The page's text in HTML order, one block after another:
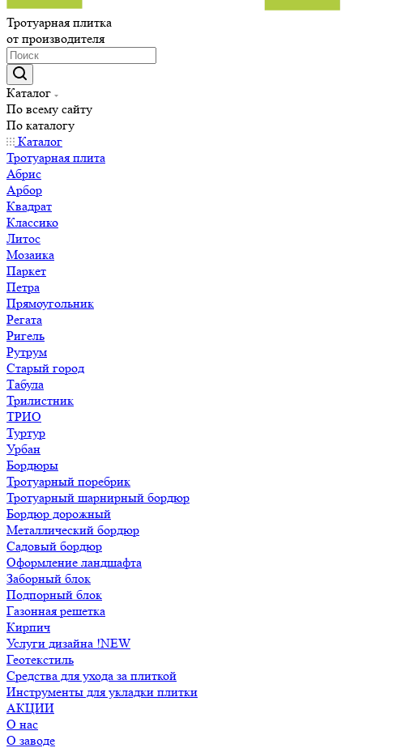
Тротуарная плитка
от производителя
Каталог
По всему сайту
По каталогу
Каталог
Тротуарная плита
Абрис
Арбор
Квадрат
Классико
Литос
Мозаика
Паркет
Петра
Прямоугольник
Регата
Ригель
Рутрум
Старый город
Табула
Трилистник
ТРИО
Туртур
Урбан
Бордюры
Тротуарный поребрик
Тротуарный шарнирный бордюр
Бордюр дорожный
Металлический бордюр
Садовый бордюр
Оформление ландшафта
Заборный блок
Подпорный блок
Газонная решетка
Кирпич
Услуги дизайна !NEW
Геотекстиль
Средства для ухода за плиткой
Инструменты для укладки плитки
АКЦИИ
О нас
О заводе